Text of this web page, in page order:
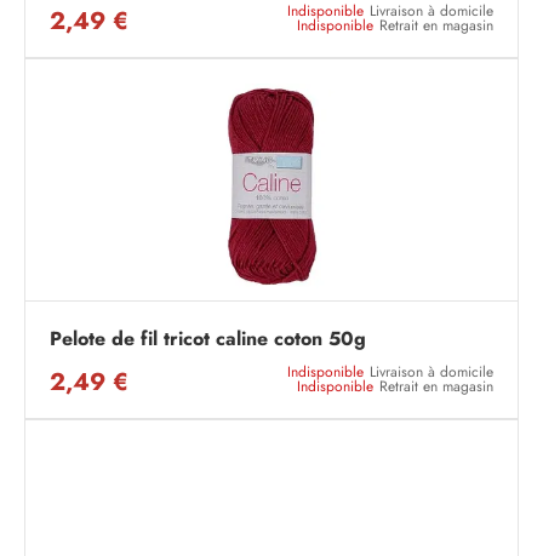
2,49 € Indisponible Livraison à domicile
Indisponible Retrait en magasin
Pelote de fil tricot caline coton 50g
2,49 € Indisponible Livraison à domicile
Indisponible Retrait en magasin